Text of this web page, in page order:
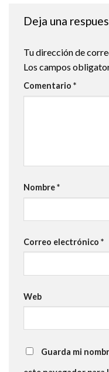
Deja una
Tu dirección de
Los campos
Comentario *
Nombre*
Correo electrónico *
Web
Guarda mi